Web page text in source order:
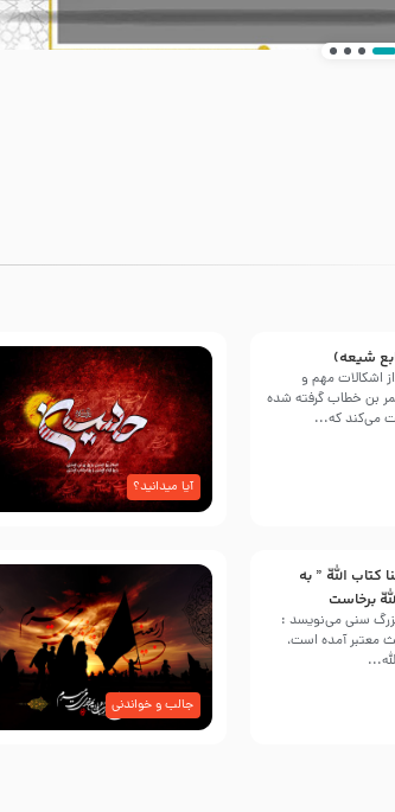
شیعه)
اشکالات مهم و
بن خطاب گرفته شده
می‌کند که...
آیا میدانید؟
كتاب اللّه ” به
برخاست
سنی می‌نویسد :
معتبر آمده است،
جالب و خواندنی